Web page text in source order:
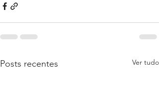
Posts recentes Ver tudo